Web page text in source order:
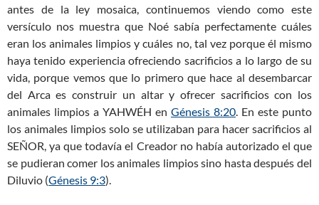
antes de la ley mosaica, continuemos viendo como este
versículo nos muestra que Noé sabía perfectamente cuáles
eran los animales limpios y cuáles no, tal vez porque él mismo
haya tenido experiencia ofreciendo sacrificios a lo largo de su
vida, porque vemos que lo primero que hace al desembarcar
del Arca es construir un altar y ofrecer sacrificios con los
animales limpios a YAHWÉH en Génesis 8:20. En este punto
los animales limpios solo se utilizaban para hacer sacrificios al
SEÑOR, ya que todavía el Creador no había autorizado el que
se pudieran comer los animales limpios sino hasta después del
Diluvio (Génesis 9:3).